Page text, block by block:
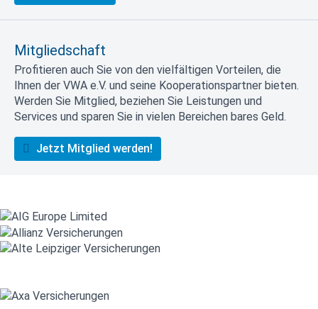
Mitgliedschaft
Profitieren auch Sie von den vielfältigen Vorteilen, die
Ihnen der VWA e.V. und seine Kooperationspartner bieten.
Werden Sie Mitglied, beziehen Sie Leistungen und
Services und sparen Sie in vielen Bereichen bares Geld.
Jetzt Mitglied werden!